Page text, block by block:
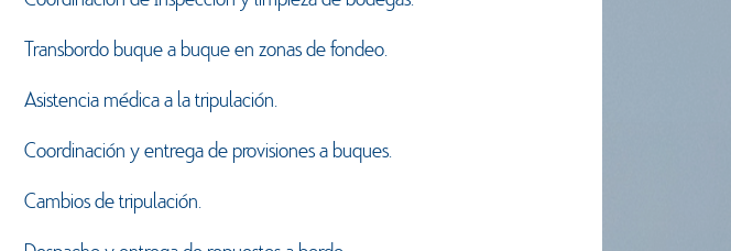
Transbordo buque a buque en zonas de fondeo.
Asistencia médica a la tripulación.
Coordinación y entrega de provisiones a buques.
Cambios de tripulación.